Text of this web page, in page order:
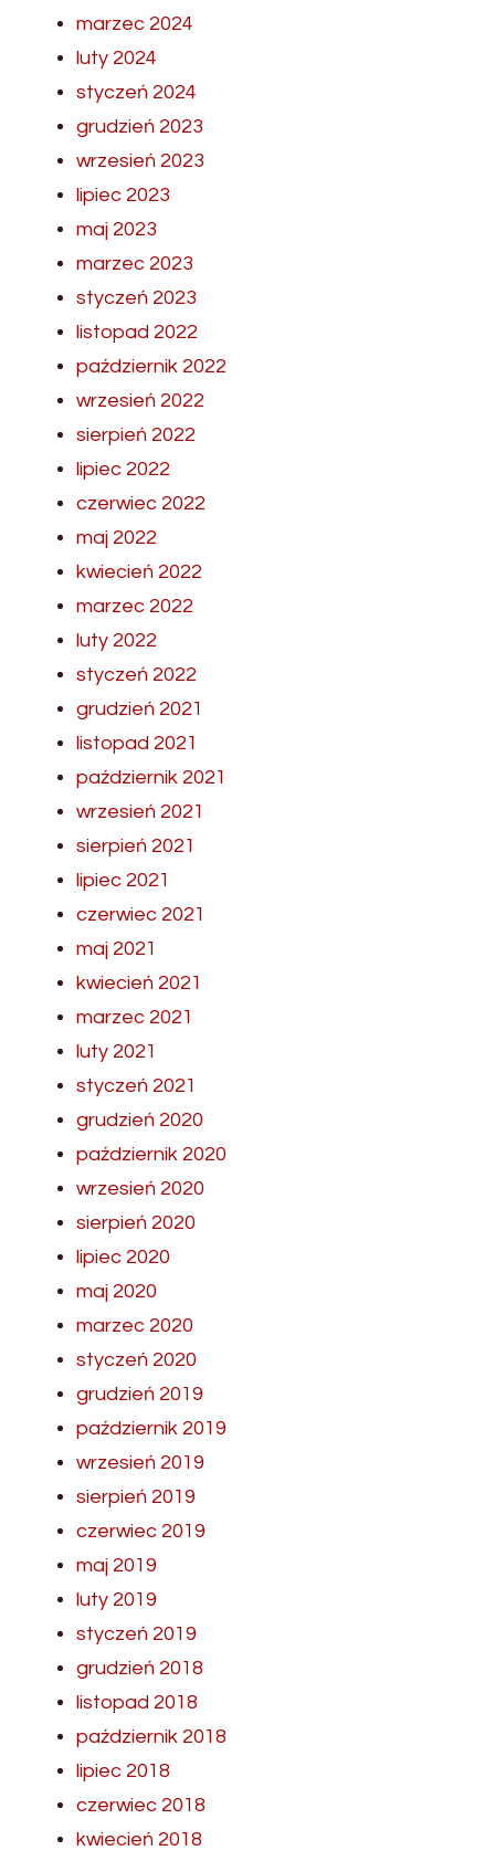
marzec 2024
luty 2024
styczeń 2024
grudzień 2023
wrzesień 2023
lipiec 2023
maj 2023
marzec 2023
styczeń 2023
listopad 2022
październik 2022
wrzesień 2022
sierpień 2022
lipiec 2022
czerwiec 2022
maj 2022
kwiecień 2022
marzec 2022
luty 2022
styczeń 2022
grudzień 2021
listopad 2021
październik 2021
wrzesień 2021
sierpień 2021
lipiec 2021
czerwiec 2021
maj 2021
kwiecień 2021
marzec 2021
luty 2021
styczeń 2021
grudzień 2020
październik 2020
wrzesień 2020
sierpień 2020
lipiec 2020
maj 2020
marzec 2020
styczeń 2020
grudzień 2019
październik 2019
wrzesień 2019
sierpień 2019
czerwiec 2019
maj 2019
luty 2019
styczeń 2019
grudzień 2018
listopad 2018
październik 2018
lipiec 2018
czerwiec 2018
kwiecień 2018